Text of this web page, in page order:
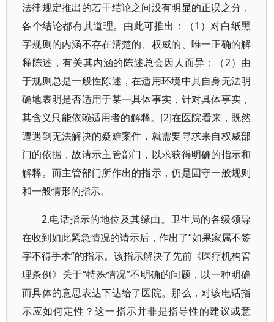
法律规定推出的若干结论之间没有明显的正误之分，
各个结论都有其道理。由此可推出：（1）对白纸黑
字规则的内涵不存在清楚的、权威的、唯一正确的解
释陈述，有关其内涵的陈述总会因人而异；（2）由
于规则总是一般性陈述，在适用环境中其自身无法明
确地表明是否适用于某一具体事实，针对具体事实，
其含义只能依赖适用者的解释。[2]在医院看来，既然
遭遇到无法解决的疑难案件，就需要寻求来自权威部
门的依据，故请示主管部门，以求获得明确的指示和
解释。而主管部门所作出的指示，仍是固守一般规则
和一般情形的指示。
2.电话指示的地位及其缘由。卫生局的各级领导
在收到如此紧急情况的请示后，作出了“如果家属不签
字不得手术”的指示。该指示解决了先前《医疗机构管
理条例》关于“特殊情况”不明确的问题，以一种明确
而具体的意思表达下达给了医院。那么，对该电话指
示应如何定性？这一指示并非是指导性的建议或意